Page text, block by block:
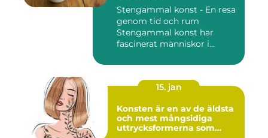
Stengammal konst - En resa
genom tid och rum
Stengammal konst har
fascinerat människor i
15. jan
Konsten är en av de äldsta
och mest mångsidiga
uttrycksformerna som